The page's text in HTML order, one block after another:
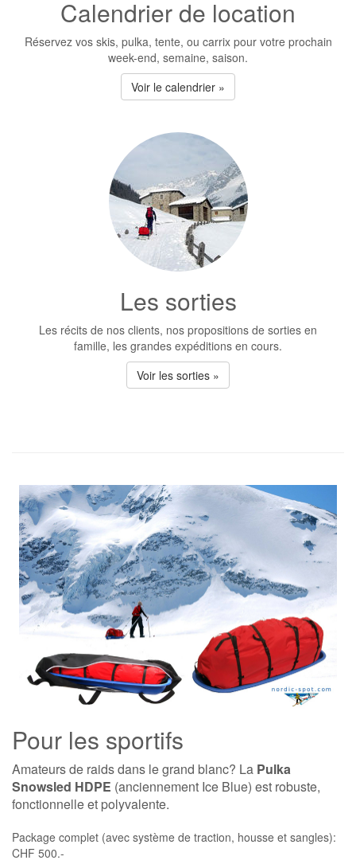
Calendrier de location
Réservez vos skis, pulka, tente, ou carrix pour votre prochain
week-end, semaine, saison.
Voir le calendrier »
Les sorties
Les récits de nos clients, nos propositions de sorties en
famille, les grandes expéditions en cours.
Voir les sorties »
Pour les sportifs
Amateurs de raids dans le grand blanc? La Pulka
Snowsled HDPE (anciennement Ice Blue) est robuste,
fonctionnelle et polyvalente.
Package complet (avec système de traction, housse et sangles):
CHF 500.-